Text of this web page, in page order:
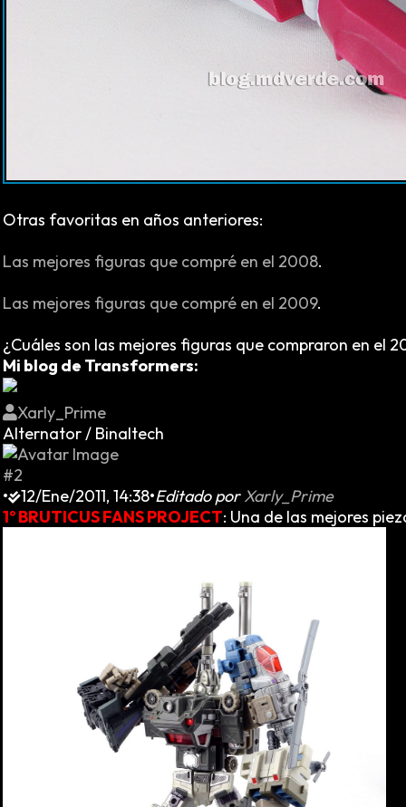
Otras favoritas en años anteriores:
Las mejores figuras que compré en el 2008.
Las mejores figuras que compré en el 2009.
¿Cuáles son las mejores figuras que compraron en el
Mi blog de Transformers:
Xarly_Prime
Alternator / Binaltech
#2
•
12/Ene/2011, 14:38•Editado porXarly_Prime
1º BRUTICUS FANS PROJECT: Una de las mejores